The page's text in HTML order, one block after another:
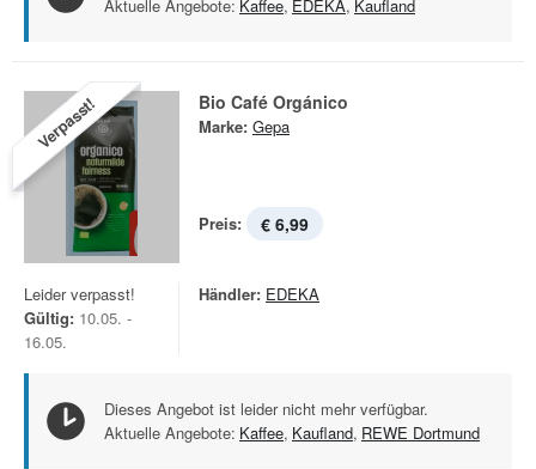
Aktuelle Angebote: Kaffee, EDEKA, Kaufland
Verpasst! Bio Café Orgánico
Marke: Gepa
Preis: € 6,99
Leider verpasst!
Gültig: 10.05. -
16.05.
Händler: EDEKA
Dieses Angebot ist leider nicht mehr verfügbar.
Aktuelle Angebote: Kaffee, Kaufland, REWE Dortmund